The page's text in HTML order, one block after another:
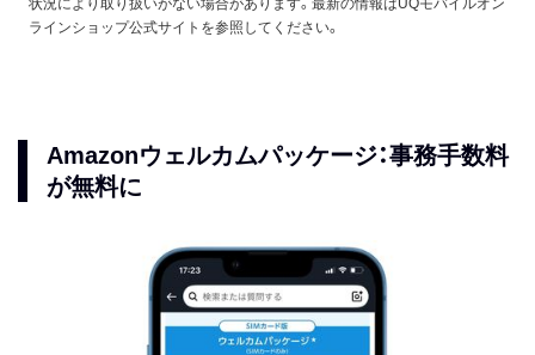
状況により取り扱いがない場合があります。最新の情報はUQモバイルオン
ラインショップ公式サイトを参照してください。
Amazonウェルカムパッケージ：事務手数料
が無料に